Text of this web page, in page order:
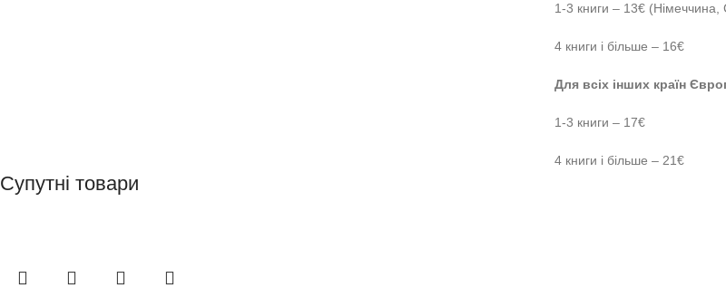
1-3 книги – 13€ (Німеччина,
4 книги і більше – 16€
Для всіх інших країн
1-3 книги – 17€
4 книги і більше – 21€
Супутні товари